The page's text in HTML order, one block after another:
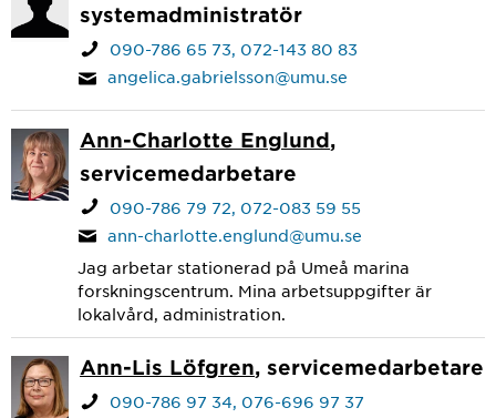
systemadministratör
090-786 65 73 072-143 80 83
angelica.gabrielsson@umu.se
Ann-Charlotte Englund,
servicemedarbetare
090-786 79 72 072-083 59 55
ann-charlotte.englund@umu.se
Jag arbetar stationerad på Umeå marina
forskningscentrum. Mina arbetsuppgifter är
lokalvård, administration.
Ann-Lis Löfgren, servicemedarbetare
090-786 97 34 076-696 97 37